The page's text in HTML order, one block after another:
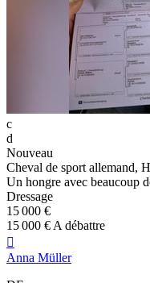
c
d
Nouveau
Cheval de sport allemand,
Un hongre avec beaucoup
Dressage
15 000 €
15 000 € A débattre

Anna Müller